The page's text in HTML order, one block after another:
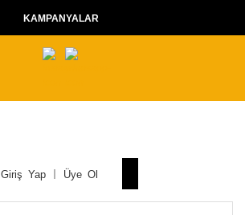
KAMPANYALAR
Giriş Yap Üye Ol